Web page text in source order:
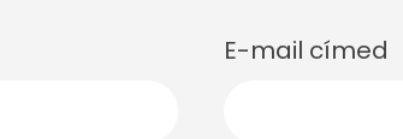
E-mail címed